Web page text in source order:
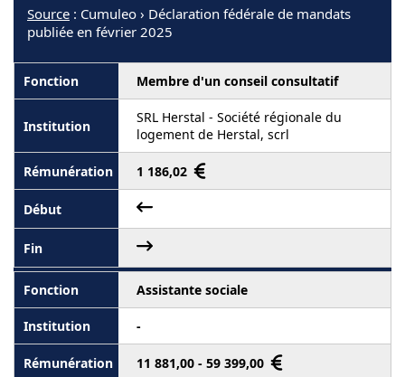
Source : Cumuleo › Déclaration fédérale de mandats
publiée en février 2025
Membre d'un conseil consultatif
SRL Herstal - Société régionale du
logement de Herstal, scrl
1 186,02
Assistante sociale
-
11 881,00 - 59 399,00